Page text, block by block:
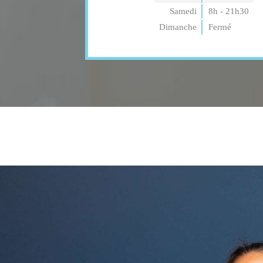
Samedi
8h - 21h30
Dimanche
Fermé